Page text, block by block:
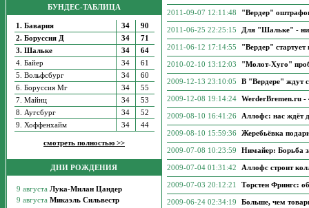
БУНДЕС-ТАБЛИЦА
1. Бавария 34
90
2. Боруссия Д
34
71
3. Шальке
34
64
4. Байер
34
61
5. Вольфсбург
34
60
6. Боруссия Мг
34
55
7. Майнц
34
53
8. Аугсбург
34
52
9. Хоффенхайм
34 44
смотреть полностью >>
ДНИ РОЖДЕНИЯ
2011-09-07 12:11:48 "Вердер"
2011-06-25 22:25:15 Для "Шальке" -
2011-06-12 17:14:55 "Вердер"
2010-02-10 13:12:03 "Молот-Хуго"
2009-12-13 23:10:05 В "Вердере" ждут
2009-12-08 19:14:24 WerderBremen.ru -
2009-08-10 16:41:26 Аллофс: нас ждёт
2009-08-10 15:59:36 Жеребьёвка
2009-07-08 10:23:59 Нимайер: Борьба
2009-07-04 01:31:42 Аллофс строит
2009-07-03 20:12:21 Торстен Фрингс:
2009-06-24 02:34:19 Больше, чем